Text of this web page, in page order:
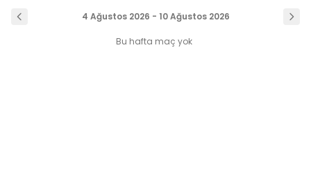
4 Ağustos 2026 - 10 Ağustos 2026
Bu hafta maç yok